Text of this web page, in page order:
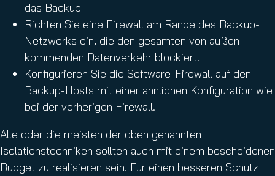
das Backup
Richten Sie eine Firewall am Rande des Backup-
Netzwerks ein, die den gesamten von außen
kommenden Datenverkehr blockiert.
Konfigurieren Sie die Software-Firewall auf den
Backup-Hosts mit einer ähnlichen Konfiguration wie
bei der vorherigen Firewall.
Alle oder die meisten der oben genannten
Isolationstechniken sollten auch mit einem bescheidenen
Budget zu realisieren sein. Für einen besseren Schutz